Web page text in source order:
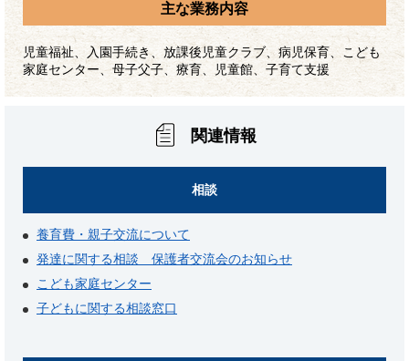
主な業務内容
児童福祉、入園手続き、放課後児童クラブ、病児保育、こども
家庭センター、母子父子、療育、児童館、子育て支援
関連情報
相談
養育費・親子交流について
発達に関する相談 保護者交流会のお知らせ
こども家庭センター
子どもに関する相談窓口